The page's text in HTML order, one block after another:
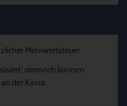
Mehrwertsteuer
dennoch können
der Kassa.